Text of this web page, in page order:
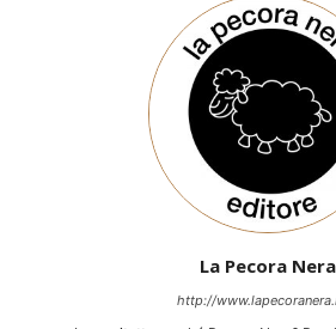
La Pecora Nera
http://